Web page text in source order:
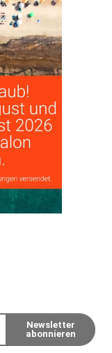
Newsletter
abonnieren